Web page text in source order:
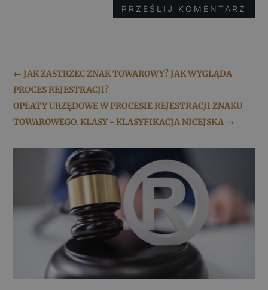
PRZEŚLIJ KOMENTARZ
←JAK ZASTRZEC ZNAK TOWAROWY? JAK WYGLĄDA
PROCES REJESTRACJI?
OPŁATY URZĘDOWE W PROCESIE REJESTRACJI ZNAKU
TOWAROWEGO. KLASY - KLASYFIKACJA NICEJSKA →